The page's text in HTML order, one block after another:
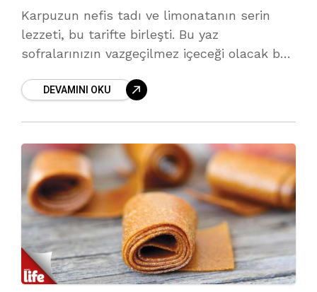
Karpuzun nefis tadı ve limonatanın serin
lezzeti, bu tarifte birleşti. Bu yaz
sofralarınızın vazgeçilmez içeceği olacak bu
seveceğinden eminiz.
DEVAMINI OKU